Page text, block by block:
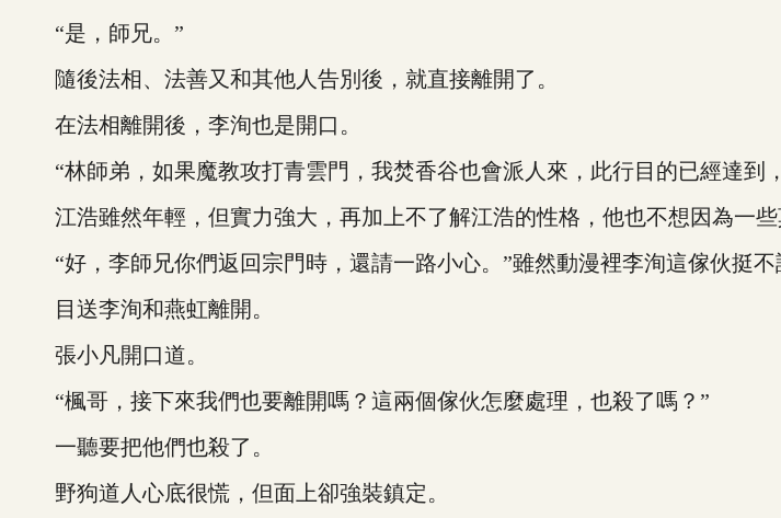
“是，師兄。”
隨後法相、法善又和其他人告別後，就直接離開了。
在法相離開後，李洵也是開口。
“林師弟，如果魔教攻打青雲門，我焚香谷也會派人來，此行目的已經達到
江浩雖然年輕，但實力強大，再加上不了解江浩的性格，他也不想因為一些
“好，李師兄你們返回宗門時，還請一路小心。”雖然動漫裡李洵這傢伙挺不
目送李洵和燕虹離開。
張小凡開口道。
“楓哥，接下來我們也要離開嗎？這兩個傢伙怎麼處理，也殺了嗎？”
一聽要把他們也殺了。
野狗道人心底很慌，但面上卻強裝鎮定。